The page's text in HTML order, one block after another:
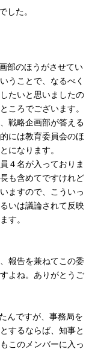
した。
部のほうがさせてい
うことで、なるべく
たいと思いましたの
ころでございます。
戦略企画部が答える
には教育委員会のほ
になります。
４名が入っておりま
も含めてですけれど
ますので、こういっ
いは議論されて反映
す。
報告を兼ねてこの委
よね。ありがとうご
んですが、事務局を
するならば、知事と
このメンバーに入っ